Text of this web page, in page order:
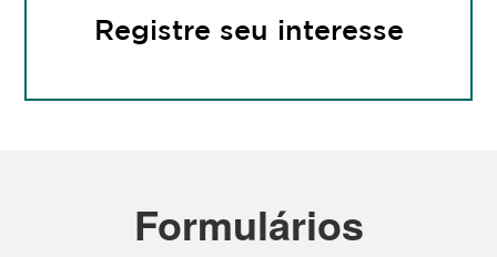
Registre seu interesse
Formulários